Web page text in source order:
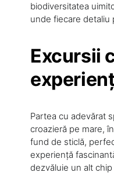
biodiversitatea
unde fiecare detaliu
Excursii
Partea cu adevărat
croazieră pe mare,
fund de sticlă,
experiență
dezvăluie un alt